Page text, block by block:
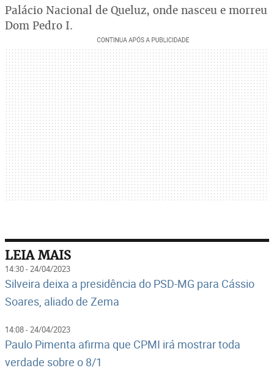
Palácio Nacional de Queluz, onde nasceu e morreu
Dom Pedro I.
LEIA MAIS
14:30 - 24/04/2023
Silveira deixa a presidência do PSD-MG para Cássio
Soares, aliado de Zema
14:08 - 24/04/2023
Paulo Pimenta afirma que CPMI irá mostrar toda
verdade sobre o 8/1